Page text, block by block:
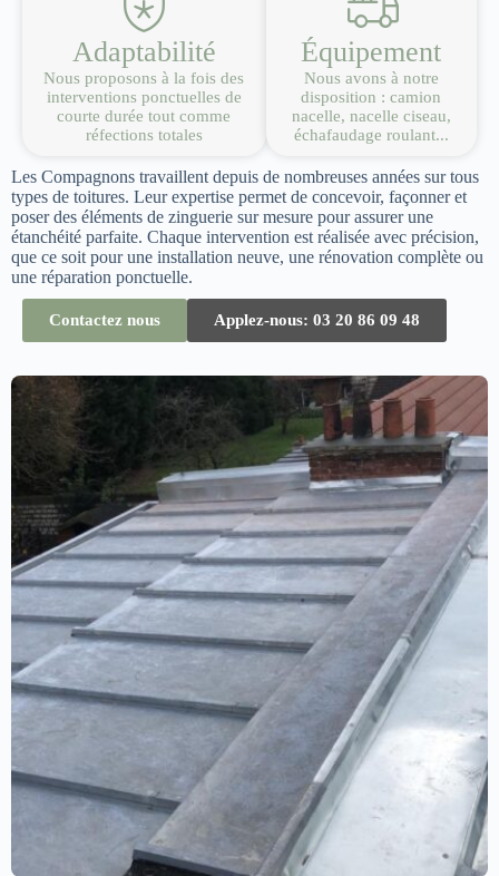
Adaptabilité
Nous proposons à la fois des
interventions ponctuelles de
courte durée tout comme
réfections totales
Équipement
Nous avons à notre
disposition : camion
nacelle, nacelle ciseau,
échafaudage roulant...
Les Compagnons travaillent depuis de nombreuses années sur tous
types de toitures. Leur expertise permet de concevoir, façonner et
poser des éléments de zinguerie sur mesure pour assurer une
étanchéité parfaite. Chaque intervention est réalisée avec précision,
que ce soit pour une installation neuve, une rénovation complète ou
une réparation ponctuelle.
Contactez nous Applez-nous: 03 20 86 09 48